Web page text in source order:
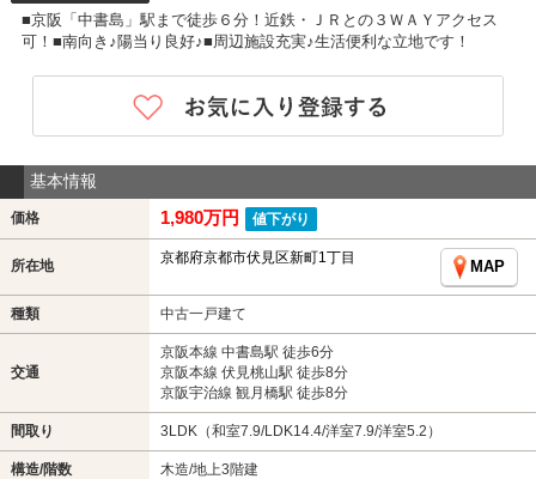
■京阪「中書島」駅まで徒歩６分！近鉄・ＪＲとの３ＷＡＹアクセス
可！■南向き♪陽当り良好♪■周辺施設充実♪生活便利な立地です！
基本情報
価格 1,980万円 値下がり
所在地 京都府京都市伏見区新町1丁目
MAP
種類 中古一戸建て
交通
京阪本線 中書島駅 徒歩6分
京阪本線 伏見桃山駅 徒歩8分
京阪宇治線 観月橋駅 徒歩8分
間取り 3LDK（和室7.9/LDK14.4/洋室7.9/洋室5.2）
構造/階数 木造/地上3階建